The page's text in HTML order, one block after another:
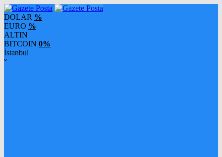
DOLAR %
EURO %
ALTIN
BITCOIN 0%
İstanbul
°